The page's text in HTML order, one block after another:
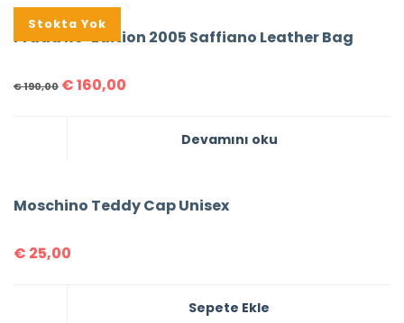
%16
Stokta Yok
Prada Re-Edition 2005 Saffiano Leather Bag
€190,00 €160,00
Devamını oku
Moschino Teddy Cap Unisex
€ 25,00
Sepete Ekle